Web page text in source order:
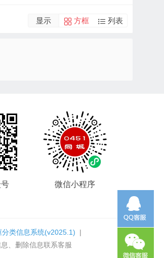
显示 方框 列表
微信小程序
分类信息系统(v2025.1) |
、删除信息联系客服